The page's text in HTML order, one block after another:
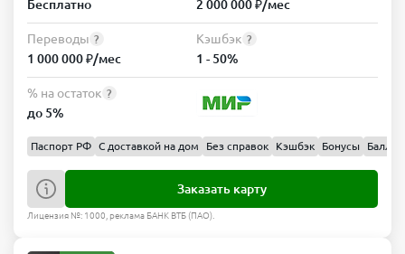
Бесплатно 2 000 000 ₽/мес
Переводы ?
1 000 000 ₽/мес
Кэшбэк ?
1 - 50%
% на остаток ?
до 5%
Паспорт РФ С доставкой на дом Без справок Кэшбэк Бонусы Баллы
Заказать карту
Лицензия №: 1000, реклама БАНК ВТБ (ПАО).